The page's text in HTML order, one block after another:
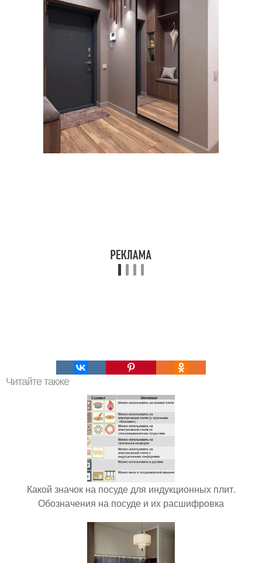
Читайте также
Какой значок на посуде для индукционных плит.
Обозначения на посуде и их расшифровка